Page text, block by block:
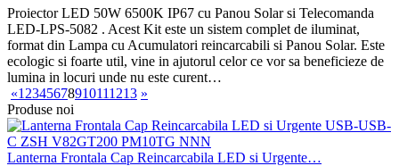
Proiector LED 50W 6500K IP67 cu Panou Solar si Telecomanda
LED-LPS-5082 . Acest Kit este un sistem complet de iluminat,
format din Lampa cu Acumulatori reincarcabili si Panou Solar. Este
ecologic si foarte util, vine in ajutorul celor ce vor sa beneficieze de
lumina in locuri unde nu este curent…
«1 2345678910111213 »
Produse noi
Lanterna Frontala Cap Reincarcabila LED si Urgente…